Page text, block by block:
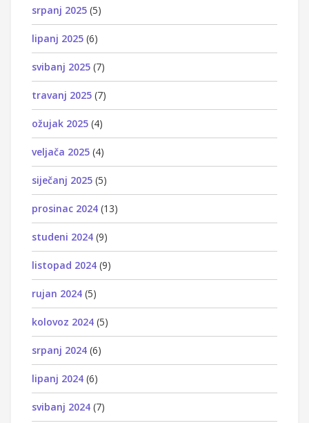
srpanj 2025 (5)
lipanj 2025 (6)
svibanj 2025 (7)
travanj 2025 (7)
ožujak 2025 (4)
veljača 2025 (4)
siječanj 2025 (5)
prosinac 2024 (13)
studeni 2024 (9)
listopad 2024 (9)
rujan 2024 (5)
kolovoz 2024 (5)
srpanj 2024 (6)
lipanj 2024 (6)
svibanj 2024 (7)